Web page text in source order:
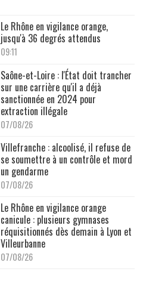
Le Rhône en vigilance orange,
jusqu'à 36 degrés attendus
09:11
Saône-et-Loire : l'État doit trancher
sur une carrière qu'il a déjà
sanctionnée en 2024 pour
extraction illégale
07/08/26
Villefranche : alcoolisé, il refuse de
se soumettre à un contrôle et mord
un gendarme
07/08/26
Le Rhône en vigilance orange
canicule : plusieurs gymnases
réquisitionnés dès demain à Lyon et
Villeurbanne
07/08/26